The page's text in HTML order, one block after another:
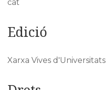
cat
Edició
Xarxa Vives d'Universitats